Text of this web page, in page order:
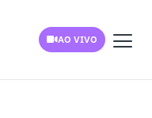
AO VIVO